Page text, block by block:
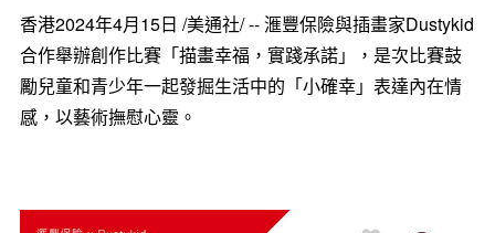
香港2024年4月15日 /美通社/ -- 滙豐保險與插畫家Dustykid
合作舉辦創作比賽「描畫幸福，實踐承諾」，是次比賽鼓
勵兒童和青少年一起發掘生活中的「小確幸」表達內在情
感，以藝術撫慰心靈。